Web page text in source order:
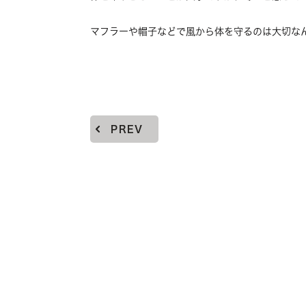
マフラーや帽子などで風から体を守るのは大切な
PREV